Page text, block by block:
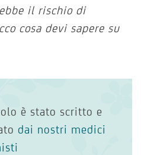
il rischio di
cosa devi sapere su
è stato scritto e
dai nostri medici